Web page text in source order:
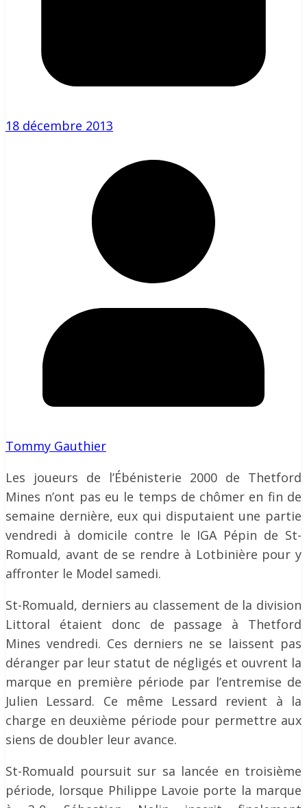
18 décembre 2013
Tommy Gauthier
Les joueurs de l’Ébénisterie 2000 de Thetford
Mines n’ont pas eu le temps de chômer en fin de
semaine dernière, eux qui disputaient une partie
vendredi à domicile contre le IGA Pépin de St-
Romuald, avant de se rendre à Lotbinière pour y
affronter le Model samedi.
St-Romuald, derniers au classement de la division
Littoral étaient donc de passage à Thetford
Mines vendredi. Ces derniers ne se laissent pas
déranger par leur statut de négligés et ouvrent la
marque en première période par l’entremise de
Julien Lessard. Ce même Lessard revient à la
charge en deuxième période pour permettre aux
siens de doubler leur avance.
St-Romuald poursuit sur sa lancée en troisième
période, lorsque Philippe Lavoie porte la marque